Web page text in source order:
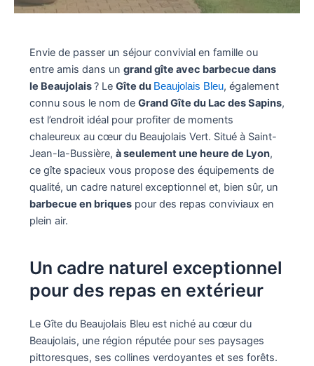
Envie de passer un séjour convivial en famille ou
entre amis dans un grand gîte avec barbecue dans
le Beaujolais? Le Gîte du Beaujolais Bleu, également
connu sous le nom de Grand Gîte du Lac des Sapins,
est l’endroit idéal pour profiter de moments
chaleureux au cœur du Beaujolais Vert. Situé à Saint-
Jean-la-Bussière, à seulement une heure de Lyon,
ce gîte spacieux vous propose des équipements de
qualité, un cadre naturel exceptionnel et, bien sûr, un
barbecue en briquespour des repas conviviaux en
plein air.
Un cadre naturel exceptionnel
pour des repas en extérieur
Le Gîte du Beaujolais Bleu est niché au cœur du
Beaujolais, une région réputée pour ses paysages
pittoresques, ses collines verdoyantes et ses forêts.